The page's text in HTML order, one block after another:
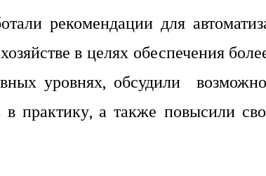
рекомендации для
в целях обеспечения
уровнях, обсудили
практику, а также повысили